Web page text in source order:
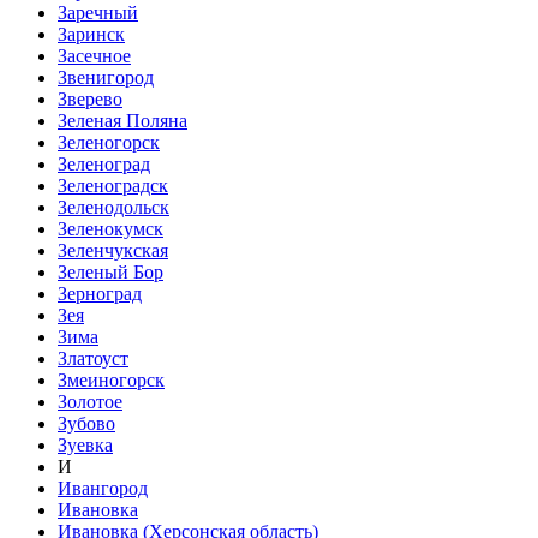
Заречный
Заринск
Засечное
Звенигород
Зверево
Зеленая Поляна
Зеленогорск
Зеленоград
Зеленоградск
Зеленодольск
Зеленокумск
Зеленчукская
Зеленый Бор
Зерноград
Зея
Зима
Златоуст
Змеиногорск
Золотое
Зубово
Зуевка
И
Ивангород
Ивановка
Ивановка (Херсонская область)